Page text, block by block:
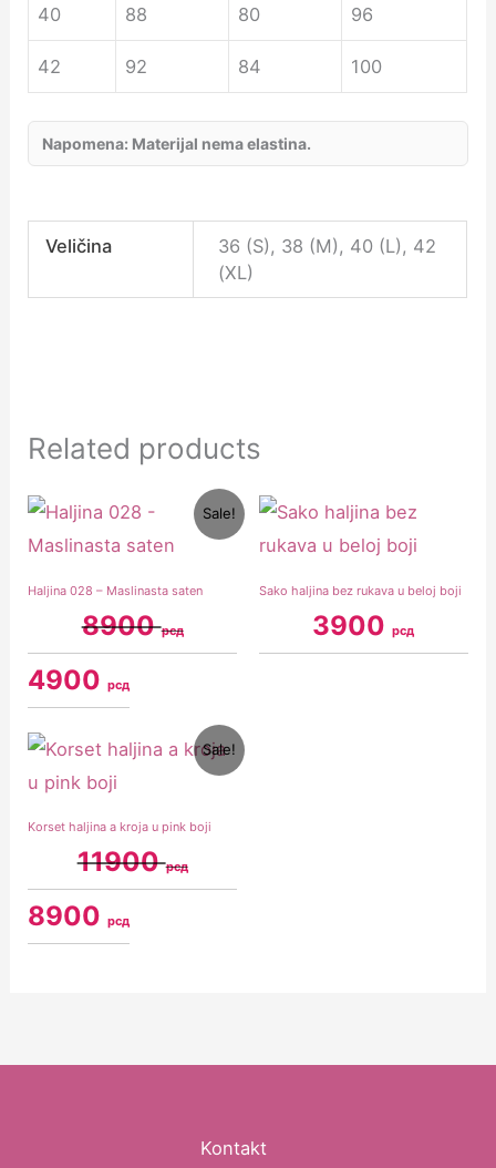
40 88 80 96
42 92 84 100
Napomena: Materijal nema elastina.
Veličina
36 (S), 38 (M), 40 (L), 42
(XL)
Related products
Sale!
Haljina 028 – Maslinasta saten
8900рсд
Original
price
was:
8900 рсд.
4900рсд
Current
price
4900 рсд.
Sako haljina bez rukava u beloj boji
3900рсд
Sale!
Korset haljina a kroja u pink boji
11900рсд
Original
price
was:
11900 рсд.
8900рсд
Current
price
Kontakt